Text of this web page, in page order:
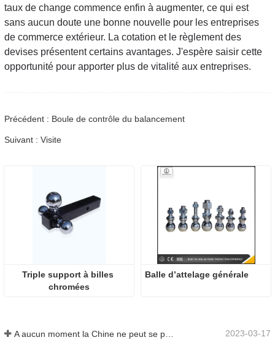
taux de change commence enfin à augmenter, ce qui est
sans aucun doute une bonne nouvelle pour les entreprises
de commerce extérieur. La cotation et le règlement des
devises présentent certains avantages. J'espère saisir cette
opportunité pour apporter plus de vitalité aux entreprises.
Précédent : Boule de contrôle du balancement
Suivant : Visite
Triple support à billes
chromées
Balle d’attelage générale
A aucun moment la Chine ne peut se passer de fabrication 2023-03-17